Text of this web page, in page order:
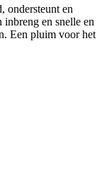
ondersteunt en
en snelle en
Een pluim voor het